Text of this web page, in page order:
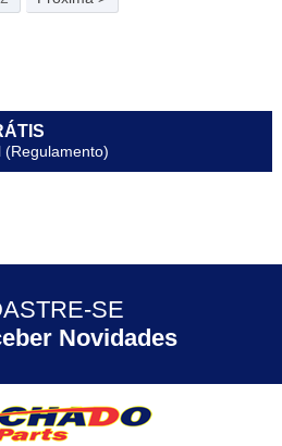
(Regulamento)
DESCONTO no Pix
SE
Novidades